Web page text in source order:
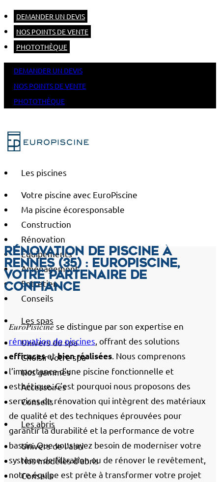
DEMANDER UN DEVIS
NOS POINTS DE VENTE
PHOTOTHÈQUE
DEMANDER UN DEVIS
NOS POINTS DE VENTE
PHOTOTHÈQUE
Les piscines
Votre piscine avec EuroPiscine
Ma piscine écoresponsable
Construction
Rénovation
Équipements
Aménagement
Entretien
Conseils
Les spas
Univers du spa
Choisir votre spa
Nos gammes
Accessoires
Conseils
Les abris
Univers de l’abri
Nos modèles d’abris
Conseils
Rénovation de piscine à
Rennes (35) : EuroPiscine,
votre partenaire de
confiance
𝐸𝑢𝑟𝑜𝑃𝑖𝑠𝑖𝑐𝑖𝑛𝑒 se distingue par son expertise en
rénovation de piscines , offrant des solutions
efficacesetbien réalisées . Nous comprenons
l’importance d’une piscine fonctionnelle et
esthétique. C’est pourquoi nous proposons des
services de rénovation qui intègrent des matériaux
de qualité et des techniques éprouvées pour
garantir la durabilité et la performance de votre
bassin. Que vous ayez besoin de moderniser votre
système de filtration ou de rénover le revêtement,
notre équipe est prête à transformer votre projet